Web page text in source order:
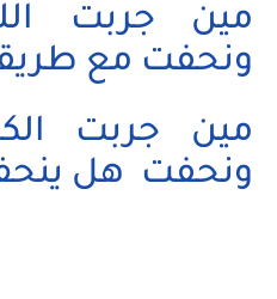
مين جربت
ونحفت مع
مين جربت
ونحفت هل